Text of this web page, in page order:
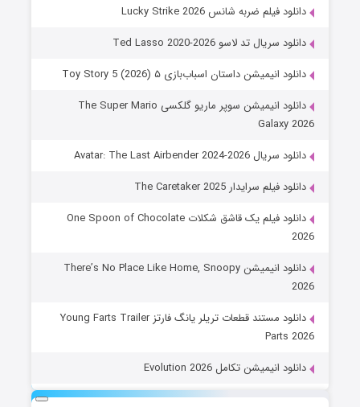
دانلود فیلم ضربه شانس Lucky Strike 2026
دانلود سریال تد لاسو Ted Lasso 2020-2026
دانلود انیمیشن داستان اسباب‌بازی ۵ Toy Story 5 (2026)
دانلود انیمیشن سوپر ماریو گلکسی The Super Mario
Galaxy 2026
دانلود سریال Avatar: The Last Airbender 2024-2026
دانلود فیلم سرایدار The Caretaker 2025
دانلود فیلم یک قاشق شکلات One Spoon of Chocolate
2026
دانلود انیمیشن There’s No Place Like Home, Snoopy
2026
دانلود مستند قطعات تریلر یانگ فارتز Young Farts Trailer
Parts 2026
دانلود انیمیشن تکامل Evolution 2026